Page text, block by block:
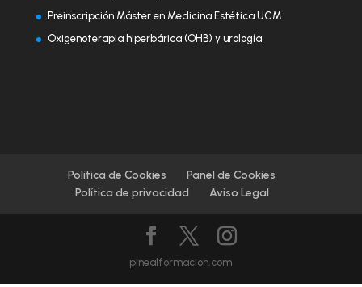
Preinscripción Máster en Medicina Estética UCM
Oxigenoterapia hiperbárica (OHB) y urología
Política de Cookies
Panel de Cookies
Política de privacidad
Aviso Legal
pinealformacion.com